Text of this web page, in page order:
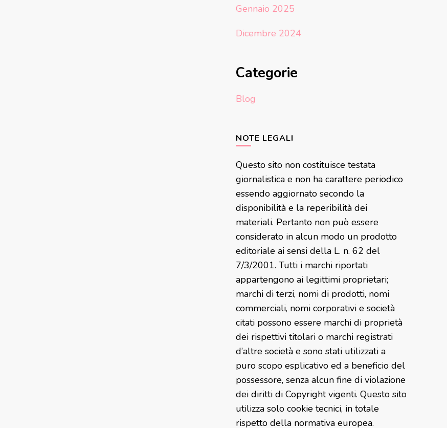
Gennaio 2025
Dicembre 2024
Categorie
Blog
NOTE LEGALI
Questo sito non costituisce testata
giornalistica e non ha carattere periodico
essendo aggiornato secondo la
disponibilità e la reperibilità dei
materiali. Pertanto non può essere
considerato in alcun modo un prodotto
editoriale ai sensi della L. n. 62 del
7/3/2001. Tutti i marchi riportati
appartengono ai legittimi proprietari;
marchi di terzi, nomi di prodotti, nomi
commerciali, nomi corporativi e società
citati possono essere marchi di proprietà
dei rispettivi titolari o marchi registrati
d’altre società e sono stati utilizzati a
puro scopo esplicativo ed a beneficio del
possessore, senza alcun fine di violazione
dei diritti di Copyright vigenti. Questo sito
utilizza solo cookie tecnici, in totale
rispetto della normativa europea.